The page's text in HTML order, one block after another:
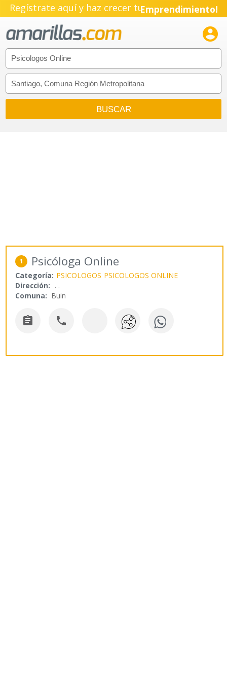
Regístrate aquí y haz crecer tuEmprendimiento!

1 Psicóloga Online
Categoría: PSICOLOGOS PSICOLOGOS ONLINE
Dirección: . .
Comuna: Buin
 